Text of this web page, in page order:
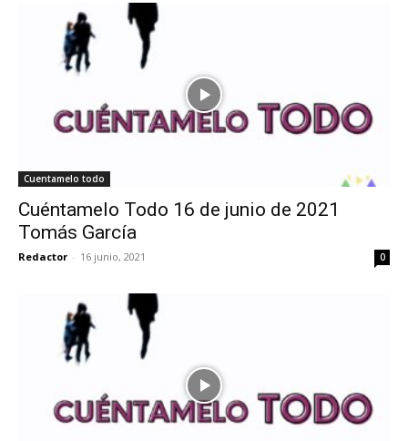
Cuentamelo todo
Cuéntamelo Todo 16 de junio de 2021
Tomás García
Redactor - 16 junio, 2021 0